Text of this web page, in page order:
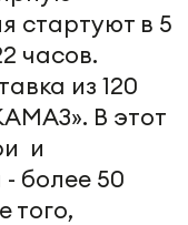
стартуют в 5
часов.
из 120
В этот
и
более 50
того,